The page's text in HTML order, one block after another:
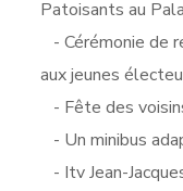
Patoisants au
- Cérémonie de
aux jeunes
- Fête des
- Un minibus
- Itv Jean-